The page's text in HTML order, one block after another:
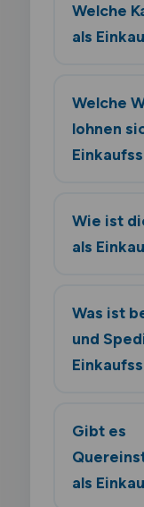
Welche
als
Welche
lohnen
Wie ist
als
Was ist
und
Gibt es
als